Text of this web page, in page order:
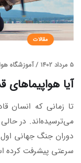
مقالات
5 مرداد 1402 /آموزشگاه
آیا
تا زمانی که انسان
می‌ترسیده‌اند. در
دوران جنگ جهانی
سرعتی پیشرفت کرده